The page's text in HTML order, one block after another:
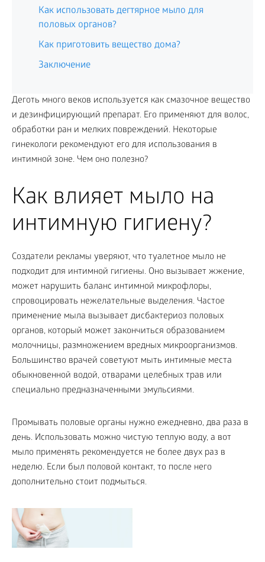
Как использовать дегтярное мыло для
половых органов?
Как приготовить вещество дома?
Заключение
Деготь много веков используется как смазочное вещество
и дезинфицирующий препарат. Его применяют для волос,
обработки ран и мелких повреждений. Некоторые
гинекологи рекомендуют его для использования в
интимной зоне. Чем оно полезно?
Как влияет мыло на
интимную гигиену?
Создатели рекламы уверяют, что туалетное мыло не
подходит для интимной гигиены. Оно вызывает жжение,
может нарушить баланс интимной микрофлоры,
спровоцировать нежелательные выделения. Частое
применение мыла вызывает дисбактериоз половых
органов, который может закончиться образованием
молочницы, размножением вредных микроорганизмов.
Большинство врачей советуют мыть интимные места
обыкновенной водой, отварами целебных трав или
специально предназначенными эмульсиями.
Промывать половые органы нужно ежедневно, два раза в
день. Использовать можно чистую теплую воду, а вот
мыло применять рекомендуется не более двух раз в
неделю. Если был половой контакт, то после него
дополнительно стоит подмыться.